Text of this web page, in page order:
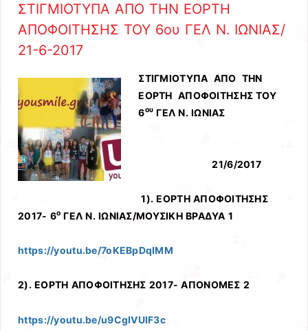
ΣΤΙΓΜΙΟΤΥΠΑ ΑΠΟ ΤΗΝ ΕΟΡΤΗ
ΑΠΟΦΟΙΤΗΣΗΣ ΤΟΥ 6ου ΓΕΛ Ν. ΙΩΝΙΑΣ/
21-6-2017
ΣΤΙΓΜΙΟΤΥΠΑ ΑΠΟ ΤΗΝ
ΕΟΡΤΗ ΑΠΟΦΟΙΤΗΣΗΣ ΤΟΥ
6ου ΓΕΛ Ν. ΙΩΝΙΑΣ
21/6/2017
1). ΕΟΡΤΗ ΑΠΟΦΟΙΤΗΣΗΣ
2017- 6ο ΓΕΛ Ν. ΙΩΝΙΑΣ/ΜΟΥΣΙΚΗ ΒΡΑΔΥΑ 1
https://youtu.be/7oKEBpDqIMM
2). ΕΟΡΤΗ ΑΠΟΦΟΙΤΗΣΗΣ 2017- ΑΠΟΝΟΜΕΣ 2
https://youtu.be/u9CgIVUIF3c